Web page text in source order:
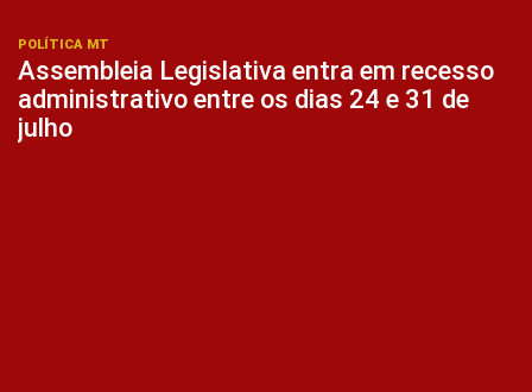
POLÍTICA MT
Assembleia Legislativa entra em recesso
administrativo entre os dias 24 e 31 de
julho